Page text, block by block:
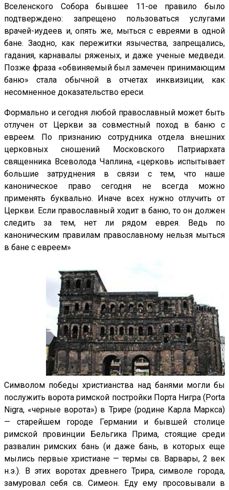
Вселенского Собора бывшее 11-ое правило было
подтверждено: запрещено пользоваться услугами
врачей-иудеев и, опять же, мыться с евреями в одной
бане. Заодно, как пережитки язычества, запрещались,
гадания, карнавалы ряженых, и даже ученые медведи.
Позже фраза «обвиняемый был замечен принимающим
баню» стала обычной в отчетах инквизиции, как
несомненное доказательство ереси.
Формально и сегодня любой православный может быть
отлучен от Церкви за совместный поход в баню с
евреем. По признанию сотрудника отдела внешних
церковных сношений Московского Патриархата
священника Всеволода Чаплина, «церковь испытывает
большие затруднения в связи с тем, что наше
каноническое право сегодня не всегда можно
применять буквально. Иначе всех нужно отлучить от
Церкви. Если православный ходит в баню, то он должен
следить за тем, нет ли рядом еврея. Ведь по
каноническим правилам православному нельзя мыться
в бане с евреем»
Символом победы христианства над банями могли бы
послужить ворота римской постройки Порта Нигра (Porta
Nigra, «черные ворота») в Трире (родине Карла Маркса)
— старейшем городе Германии и бывшей столице
римской провинции Бельгика Прима, стоящие среди
развалин римских бань (и даже бань, в которых еще
мылись первые христиане — термы св. Варвары, 2 век
н.э.). В этих воротах древнего Трира, символе города,
замуровал себя св. Симеон. Еду ему просовывали в